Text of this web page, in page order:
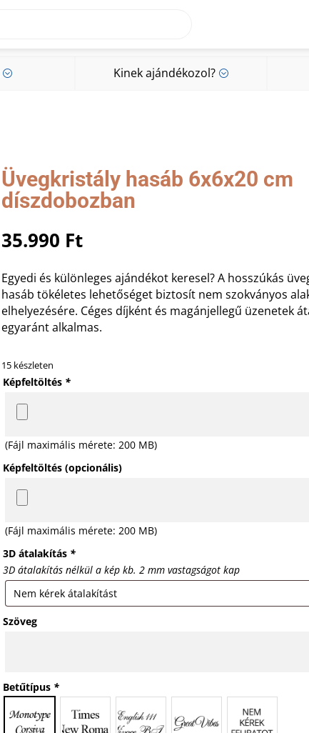
; Kinek ajándékozol? ;
Üvegkristály hasáb 6x6x20 cm
díszdobozban
35.990 Ft
Egyedi és különleges ajándékot keresel? A hosszúkás
hasáb tökéletes lehetőséget biztosít nem szokványos
elhelyezésére. Céges díjként és magánjellegű üzenetek
egyaránt alkalmas.
15 készleten
Képfeltöltés *
(Fájl maximális mérete: 200 MB)
Képfeltöltés (opcionális)
(Fájl maximális mérete: 200 MB)
3D átalakítás *
3D átalakítás nélkül a kép kb. 2 mm vastagságot kap
Szöveg
Betűtípus *